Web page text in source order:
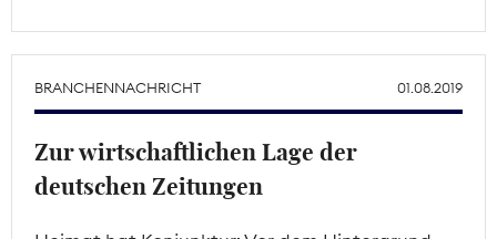
BRANCHENNACHRICHT 01.08.2019
Zur wirtschaftlichen Lage der
deutschen Zeitungen